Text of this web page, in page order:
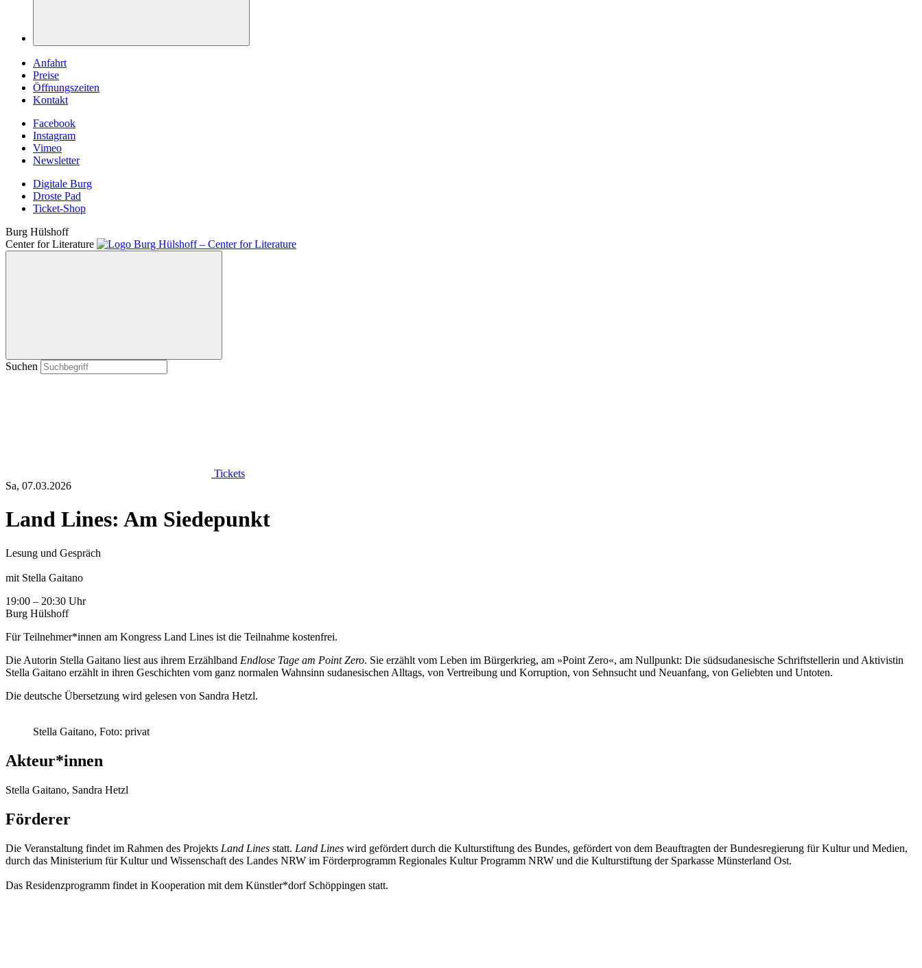
Anfahrt
Preise
Öffnungszeiten
Kontakt
Facebook
Instagram
Vimeo
Newsletter
Digitale Burg
Droste Pad
Ticket-Shop
Burg Hülshoff
Center for Literature
Suchen
Tickets
Sa, 07.03.2026
Land Lines: Am Siedepunkt
Lesung und Gespräch
mit Stella Gaitano
19:00 – 20:30 Uhr
Burg Hülshoff
Für Teilnehmer*innen am Kongress Land Lines ist die Teilnahme kostenfrei.
Die Autorin Stella Gaitano liest aus ihrem Erzählband Endlose Tage am Point Zero. Sie erzählt vom Leben im Bürgerkrieg, am »Point Zero«, am Nullpunkt: Die südsudanesische Schriftstellerin und Aktivistin
Stella Gaitano erzählt in ihren Geschichten vom ganz normalen Wahnsinn sudanesischen Alltags, von Vertreibung und Korruption, von Sehnsucht und Neuanfang, von Geliebten und Untoten.
Die deutsche Übersetzung wird gelesen von Sandra Hetzl.
Stella Gaitano, Foto: privat
Akteur*innen
Stella Gaitano, Sandra Hetzl
Förderer
Die Veranstaltung findet im Rahmen des Projekts Land Lines statt. Land Lines wird gefördert durch die Kulturstiftung des Bundes, gefördert von dem Beauftragten der Bundesregierung für Kultur und Medien,
durch das Ministerium für Kultur und Wissenschaft des Landes NRW im Förderprogramm Regionales Kultur Programm NRW und die Kulturstiftung der Sparkasse Münsterland Ost.
Das Residenzprogramm findet in Kooperation mit dem Künstler*dorf Schöppingen statt.